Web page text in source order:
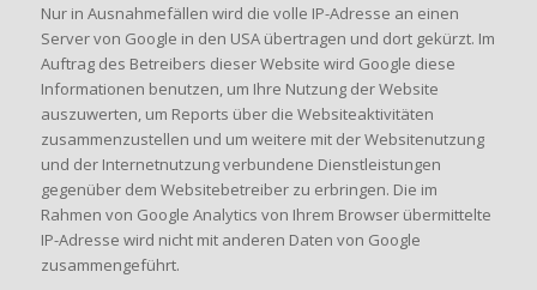
Nur in Ausnahmefällen wird die volle IP-Adresse an einen
Server von Google in den USA übertragen und dort gekürzt. Im
Auftrag des Betreibers dieser Website wird Google diese
Informationen benutzen, um Ihre Nutzung der Website
auszuwerten, um Reports über die Websiteaktivitäten
zusammenzustellen und um weitere mit der Websitenutzung
und der Internetnutzung verbundene Dienstleistungen
gegenüber dem Websitebetreiber zu erbringen. Die im
Rahmen von Google Analytics von Ihrem Browser übermittelte
IP-Adresse wird nicht mit anderen Daten von Google
zusammengeführt.